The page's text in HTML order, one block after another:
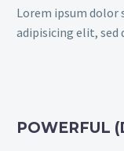
Lorem ipsum
adipisicing elit,
POWERFUL